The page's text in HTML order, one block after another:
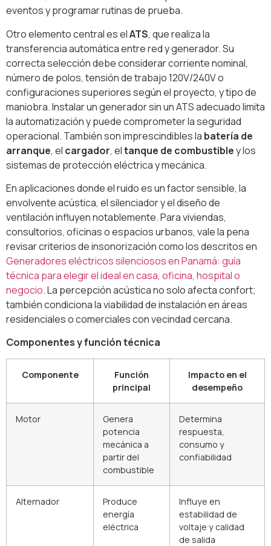
eventos y programar rutinas de prueba.
Otro elemento central es elATS, que realiza la
transferencia automática entre red y generador. Su
correcta selección debe considerar corriente nominal,
número de polos, tensión de trabajo 120V/240V o
configuraciones superiores según el proyecto, y tipo de
maniobra. Instalar un generador sin un ATS adecuado limita
la automatización y puede comprometer la seguridad
operacional. También son imprescindibles la batería de
arranque, el cargador, eltanque de combustibley los
sistemas de protección eléctrica y mecánica.
En aplicaciones donde el ruido es un factor sensible, la
envolvente acústica, el silenciador y el diseño de
ventilación influyen notablemente. Para viviendas,
consultorios, oficinas o espacios urbanos, vale la pena
revisar criterios de insonorización como los descritos en
Generadores eléctricos silenciosos en Panamá: guía
técnica para elegir el ideal en casa, oficina, hospital o
negocio. La percepción acústica no solo afecta confort;
también condiciona la viabilidad de instalación en áreas
residenciales o comerciales con vecindad cercana.
Componentes y función técnica
Componente
Función
principal
Impacto en el
desempeño
Motor
Genera
potencia
mecánica a
partir del
combustible
Determina
respuesta,
consumo y
confiabilidad
Alternador
Produce
energía
eléctrica
Influye en
estabilidad de
voltaje y calidad
de salida